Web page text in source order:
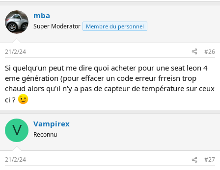
mba
Super Moderator Membre du personnel
21/2/24 #26
Si quelqu’un peut me dire quoi acheter pour une seat leon 4
eme génération (pour effacer un code erreur frreisn trop
chaud alors qu'il n'y a pas de capteur de température sur ceux
ci ?
V Vampirex
Reconnu
21/2/24 #27